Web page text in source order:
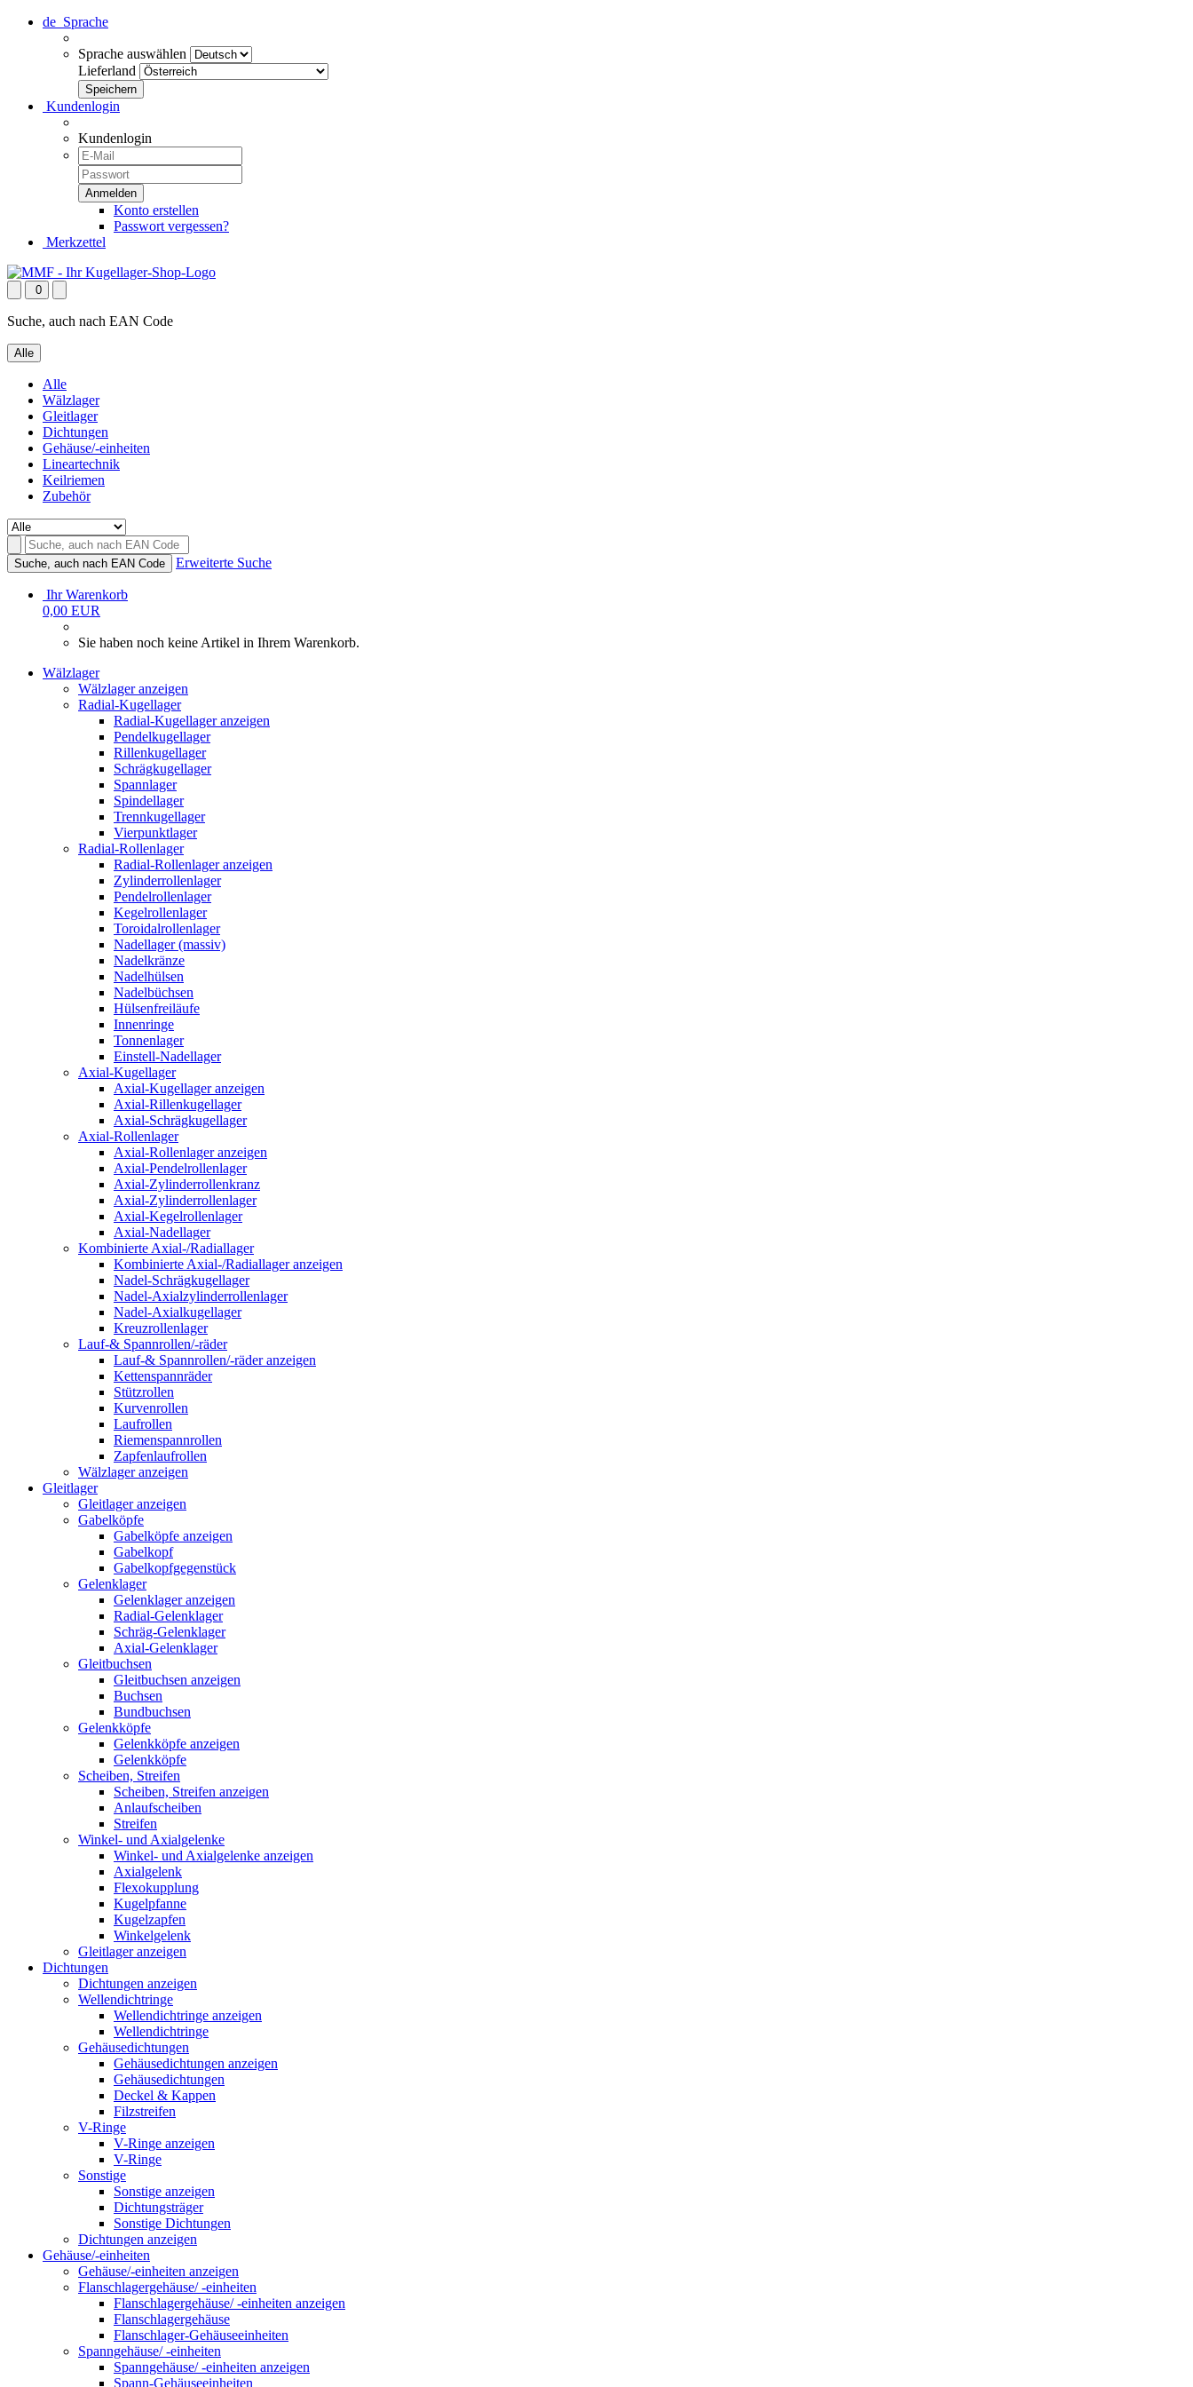
de Sprache
Sprache auswählen
Lieferland
Kundenlogin
Kundenlogin
Konto erstellen
Passwort vergessen?
Merkzettel
0
Suche, auch nach EAN Code
Alle
Alle
Wälzlager
Gleitlager
Dichtungen
Gehäuse/-einheiten
Lineartechnik
Keilriemen
Zubehör
Suche, auch nach EAN Code Erweiterte Suche
Ihr Warenkorb
0,00 EUR
Sie haben noch keine Artikel in Ihrem Warenkorb.
Wälzlager
Wälzlager anzeigen
Radial-Kugellager
Radial-Kugellager anzeigen
Pendelkugellager
Rillenkugellager
Schrägkugellager
Spannlager
Spindellager
Trennkugellager
Vierpunktlager
Radial-Rollenlager
Radial-Rollenlager anzeigen
Zylinderrollenlager
Pendelrollenlager
Kegelrollenlager
Toroidalrollenlager
Nadellager (massiv)
Nadelkränze
Nadelhülsen
Nadelbüchsen
Hülsenfreiläufe
Innenringe
Tonnenlager
Einstell-Nadellager
Axial-Kugellager
Axial-Kugellager anzeigen
Axial-Rillenkugellager
Axial-Schrägkugellager
Axial-Rollenlager
Axial-Rollenlager anzeigen
Axial-Pendelrollenlager
Axial-Zylinderrollenkranz
Axial-Zylinderrollenlager
Axial-Kegelrollenlager
Axial-Nadellager
Kombinierte Axial-/Radiallager
Kombinierte Axial-/Radiallager anzeigen
Nadel-Schrägkugellager
Nadel-Axialzylinderrollenlager
Nadel-Axialkugellager
Kreuzrollenlager
Lauf-& Spannrollen/-räder
Lauf-& Spannrollen/-räder anzeigen
Kettenspannräder
Stützrollen
Kurvenrollen
Laufrollen
Riemenspannrollen
Zapfenlaufrollen
Wälzlager anzeigen
Gleitlager
Gleitlager anzeigen
Gabelköpfe
Gabelköpfe anzeigen
Gabelkopf
Gabelkopfgegenstück
Gelenklager
Gelenklager anzeigen
Radial-Gelenklager
Schräg-Gelenklager
Axial-Gelenklager
Gleitbuchsen
Gleitbuchsen anzeigen
Buchsen
Bundbuchsen
Gelenkköpfe
Gelenkköpfe anzeigen
Gelenkköpfe
Scheiben, Streifen
Scheiben, Streifen anzeigen
Anlaufscheiben
Streifen
Winkel- und Axialgelenke
Winkel- und Axialgelenke anzeigen
Axialgelenk
Flexokupplung
Kugelpfanne
Kugelzapfen
Winkelgelenk
Gleitlager anzeigen
Dichtungen
Dichtungen anzeigen
Wellendichtringe
Wellendichtringe anzeigen
Wellendichtringe
Gehäusedichtungen
Gehäusedichtungen anzeigen
Gehäusedichtungen
Deckel & Kappen
Filzstreifen
V-Ringe
V-Ringe anzeigen
V-Ringe
Sonstige
Sonstige anzeigen
Dichtungsträger
Sonstige Dichtungen
Dichtungen anzeigen
Gehäuse/-einheiten
Gehäuse/-einheiten anzeigen
Flanschlagergehäuse/ -einheiten
Flanschlagergehäuse/ -einheiten anzeigen
Flanschlagergehäuse
Flanschlager-Gehäuseeinheiten
Spanngehäuse/ -einheiten
Spanngehäuse/ -einheiten anzeigen
Spann-Gehäuseeinheiten